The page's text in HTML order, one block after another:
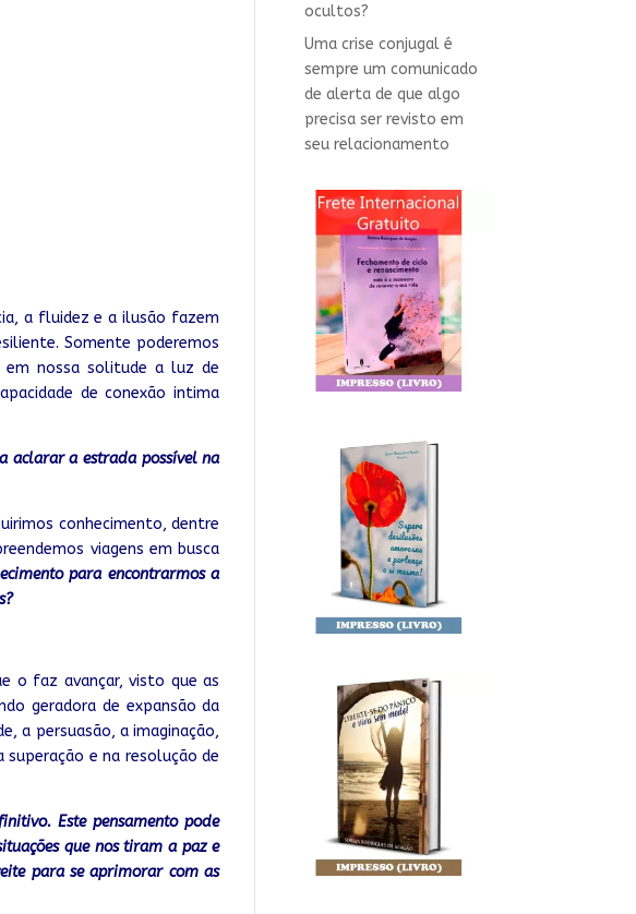
a fluidez e a ilusão fazem
Somente poderemos
em nossa solitude a luz de
de conexão intima
aclarar a estrada possível na
conhecimento, dentre
viagens em busca
para encontrarmos a
o faz avançar, visto que as
geradora de expansão da
a persuasão, a imaginação,
e na resolução de
Este pensamento pode
que nos tiram a paz e
para se aprimorar com as
ocultos?
Uma crise conjugal é
sempre um comunicado
de alerta de que algo
precisa ser revisto em
seu relacionamento